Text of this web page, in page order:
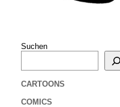
Suchen
CARTOONS
COMICS